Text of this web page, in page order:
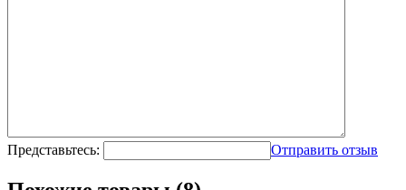
Представьтесь: Отправить отзыв